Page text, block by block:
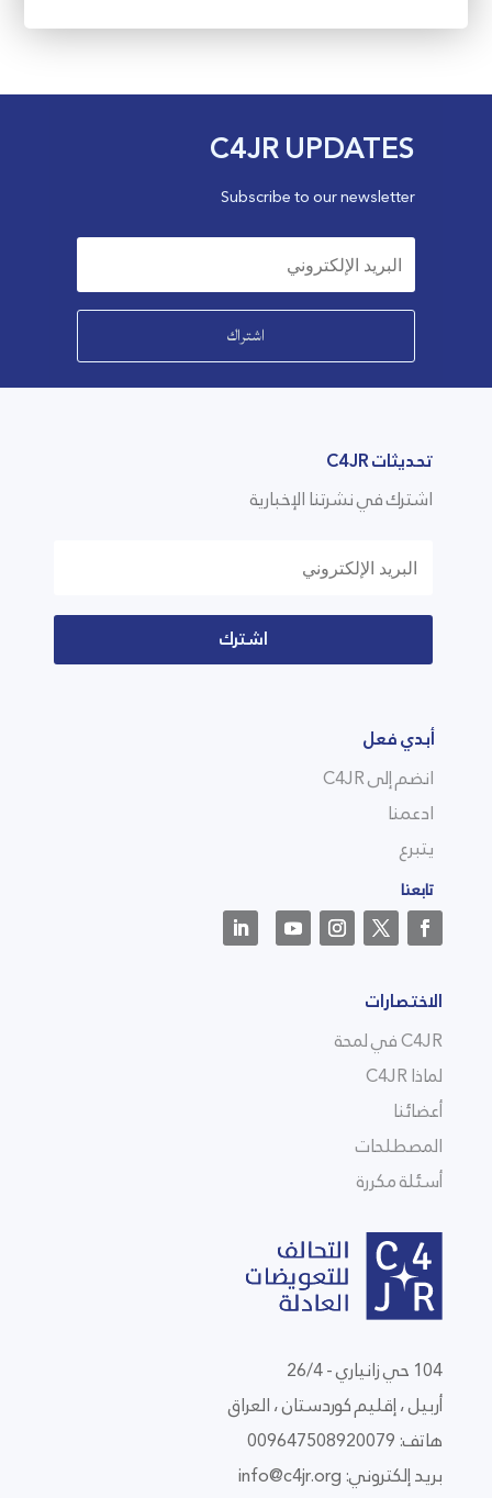
C4JR UPDATES
Subscribe to our newsletter
اشتراك
تحديثات C4JR
اشترك في نشرتنا الإخبارية
اشترك
أبدي فعل
انضم إلى C4JR
ادعمنا
يتبرع
تابعنا
الاختصارات
C4JR في لمحة
لماذا C4JR
أعضائنا
المصطلحات
أسئلة مكررة
104 حي زانياري - 26/4
أربيل ، إقليم كوردستان ، العراق
هاتف: 009647508920079
بريد إلكتروني: info@c4jr.org